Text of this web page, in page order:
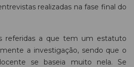
realizadas na fase final do
referidas a que tem um estatuto
a investigação, sendo que o
se baseia muito nela. Se